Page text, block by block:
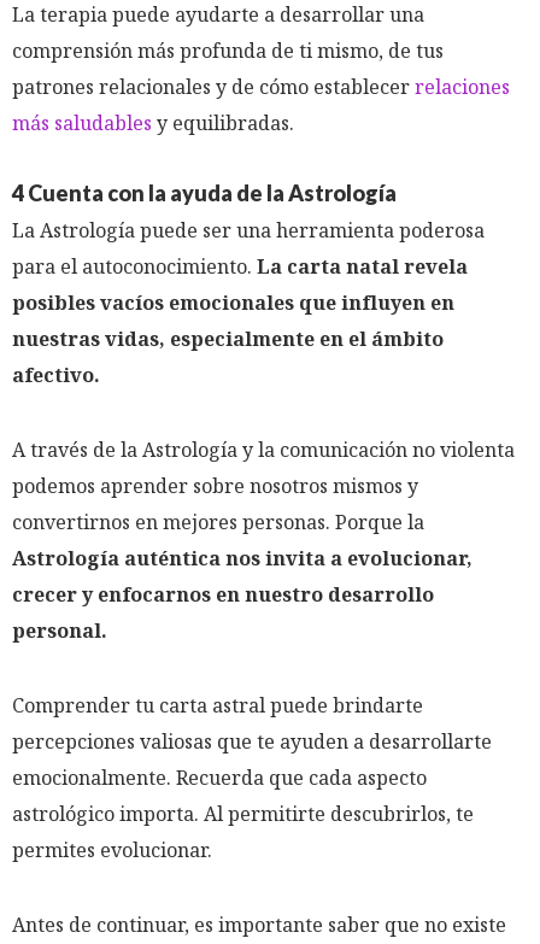
La terapia puede ayudarte a desarrollar una
comprensión más profunda de ti mismo, de tus
patrones relacionales y de cómo establecerrelaciones
más saludables y equilibradas.
4 Cuenta con la ayuda de la Astrología
La Astrología puede ser una herramienta poderosa
para el autoconocimiento. La carta natal revela
posibles vacíos emocionales que influyen en
nuestras vidas, especialmente en el ámbito
afectivo.
A través de la Astrología y la comunicación no violenta
podemos aprender sobre nosotros mismos y
convertirnos en mejores personas. Porque la
Astrología auténtica nos invita a evolucionar,
crecer y enfocarnos en nuestro desarrollo
personal.
Comprender tu carta astral puede brindarte
percepciones valiosas que te ayuden a desarrollarte
emocionalmente. Recuerda que cada aspecto
astrológico importa. Al permitirte descubrirlos, te
permites evolucionar.
Antes de continuar, es importante saber que no existe